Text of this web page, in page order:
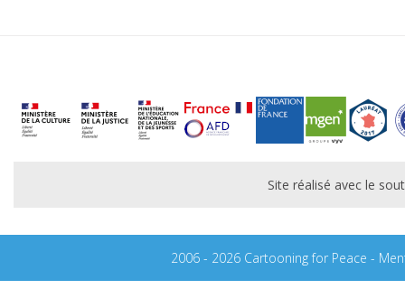
Site réalisé avec le
2006 - 2026 Cartooning for Peace -